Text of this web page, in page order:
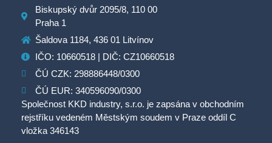
Biskupský dvůr 2095/8, 110 00
Praha 1
Šaldova 1184, 436 01 Litvínov
IČO: 10660518 | DIČ: CZ10660518
ČÚ CZK: 298886448/0300
ČÚ EUR: 340596090/0300
Společnost KKD industry, s.r.o. je zapsána v obchodním
rejstříku vedeném Městským soudem v Praze oddíl C
vložka 346143